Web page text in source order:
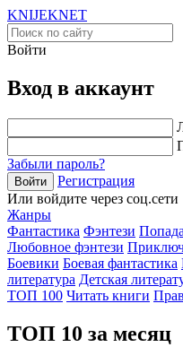
KNIJEKNET
Войти
Вход в аккаунт
Забыли пароль?
Войти
Регистрация
Или войдите через соц.сети
Жанры
Фантастика Фэнтези
Любовное фэнтези
Боевики Боевая фантастика
литература Детская
ТОП 100 Читать книги
ТОП 10 за месяц